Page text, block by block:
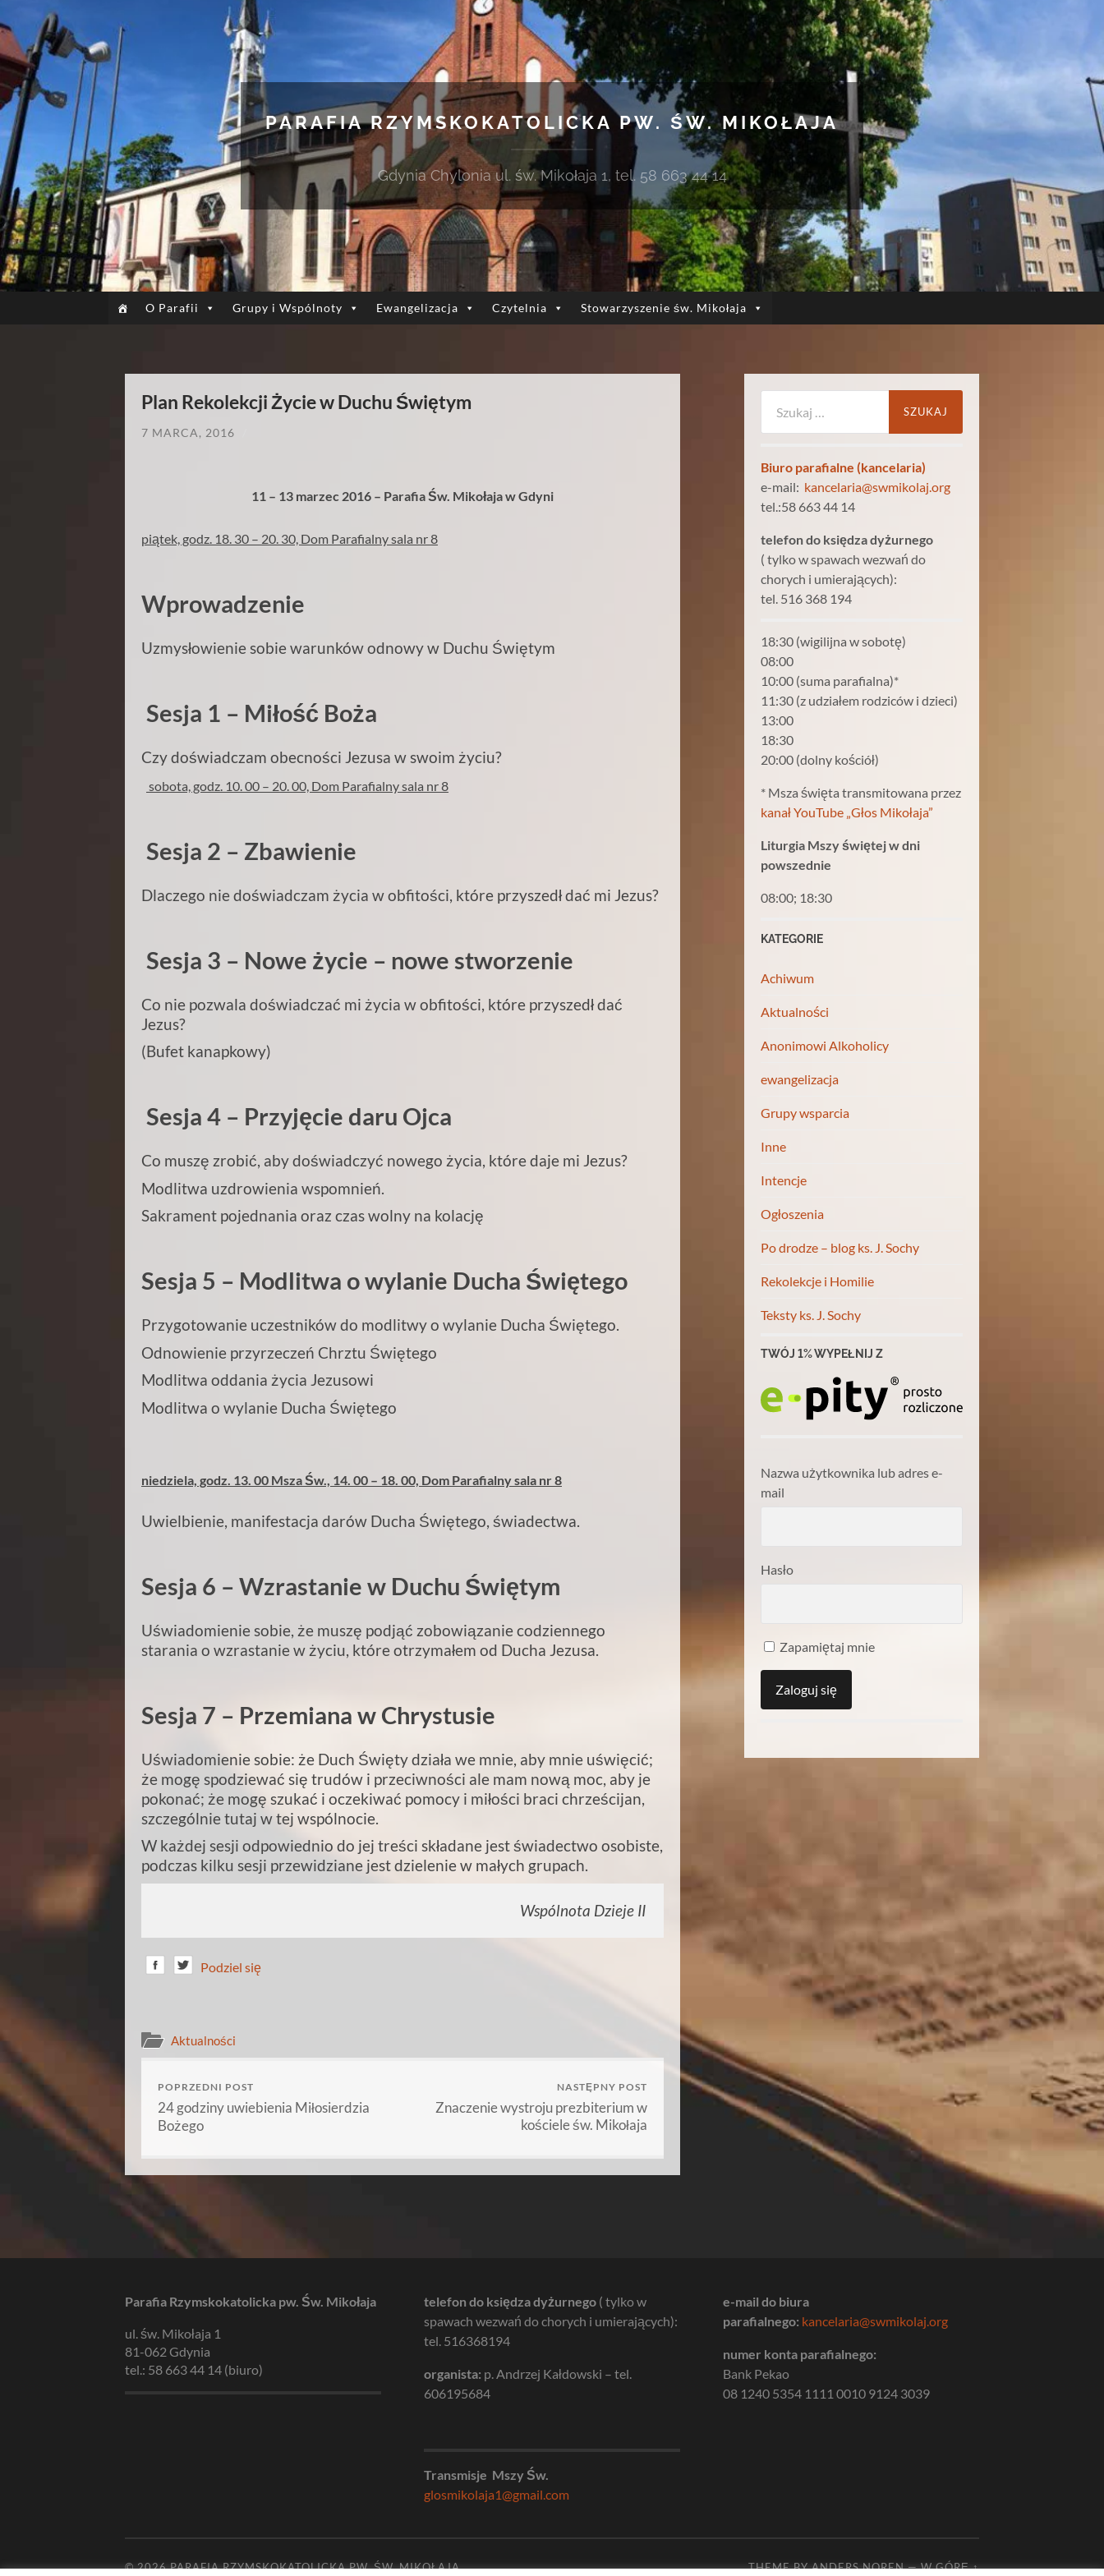
PARAFIA RZYMSKOKATOLICKA PW. ŚW. MIKOŁAJA
Gdynia Chylonia ul. św. Mikołaja 1, tel. 58 663 44 14
O Parafii Grupy i Wspólnoty Ewangelizacja Czytelnia Stowarzyszenie św. Mikołaja
Plan Rekolekcji Życie w Duchu Świętym
7 MARCA, 2016
11 – 13 marzec 2016 – ParafiaŚw. Mikołaja w Gdyni
piątek, godz. 18. 30 – 20. 30, Dom Parafialny sala nr 8
Wprowadzenie
Uzmysłowienie sobie warunków odnowy w Duchu Świętym
Sesja 1 – Miłość Boża
Czy doświadczam obecności Jezusa w swoim życiu?
sobota, godz. 10. 00 – 20. 00, Dom Parafialny sala nr 8
Sesja 2 – Zbawienie
Dlaczego nie doświadczam życia w obfitości, które przyszedł dać mi Jezus?
Sesja 3 – Nowe życie – nowe stworzenie
Co nie pozwala doświadczać mi życia w obfitości, które przyszedł dać
Jezus?
(Bufet kanapkowy)
Sesja 4 – Przyjęcie daru Ojca
Co muszę zrobić, aby doświadczyć nowego życia, które daje mi Jezus?
Modlitwa uzdrowienia wspomnień.
Sakrament pojednania oraz czas wolny na kolację
Sesja 5 – Modlitwa o wylanie Ducha Świętego
Przygotowanie uczestników do modlitwy o wylanie Ducha Świętego.
Odnowienie przyrzeczeń Chrztu Świętego
Modlitwa oddania życia Jezusowi
Modlitwa o wylanie Ducha Świętego
niedziela, godz. 13. 00 MszaŚw., 14. 00 – 18. 00, Dom Parafialny sala nr 8
Uwielbienie, manifestacja darów Ducha Świętego, świadectwa.
Sesja 6 – Wzrastanie w Duchu Świętym
Uświadomienie sobie, że muszę podjąć zobowiązanie codziennego
starania o wzrastanie w życiu, które otrzymałem od Ducha Jezusa.
Sesja 7 – Przemiana w Chrystusie
Uświadomienie sobie: że Duch Święty działa we mnie, aby mnie uświęcić;
że mogę spodziewać się trudów i przeciwności ale mam nową moc, aby je
pokonać; że mogę szukać i oczekiwać pomocy i miłości braci chrześcijan,
szczególnie tutaj w tej wspólnocie.
W każdej sesji odpowiednio do jej treści składane jest świadectwo osobiste,
podczas kilku sesji przewidziane jest dzielenie w małych grupach.
Wspólnota Dzieje II
Podziel się
Aktualności
POPRZEDNI POST
24 godziny uwiebienia Miłosierdzia
Bożego
NASTĘPNY POST
Znaczenie wystroju prezbiterium w
kościele św. Mikołaja
Biuro parafialne (kancelaria)
e-mail: kancelaria@swmikolaj.org
tel.:58 663 44 14
telefon do księdza dyżurnego
( tylko w spawach wezwań do
chorych i umierających):
tel. 516 368 194
18:30 (wigilijna w sobotę)
08:00
10:00 (suma parafialna)*
11:30 (z udziałem rodziców i dzieci)
13:00
18:30
20:00 (dolny kościół)
* Msza święta transmitowana przez
kanał YouTube „Głos Mikołaja”
Liturgia Mszy świętej w dni
powszednie
08:00; 18:30
KATEGORIE
Achiwum
Aktualności
Anonimowi Alkoholicy
ewangelizacja
Grupy wsparcia
Inne
Intencje
Ogłoszenia
Po drodze – blog ks. J. Sochy
Rekolekcje i Homilie
Teksty ks. J. Sochy
TWÓJ 1% WYPEŁNIJ Z
Nazwa użytkownika lub adres e-
mail
Hasło
Zapamiętaj mnie
Parafia Rzymskokatolicka pw. Św. Mikołaja
ul. św. Mikołaja 1
81-062 Gdynia
tel.: 58 663 44 14 (biuro)
telefon do księdza dyżurnego ( tylko w
spawach wezwań do chorych i umierających):
tel. 516368194
organista: p. Andrzej Kałdowski – tel.
606195684
Transmisje Mszy Św.
glosmikolaja1@gmail.com
e-mail do biura
parafialnego: kancelaria@swmikolaj.org
numer konta parafialnego:
Bank Pekao
08 1240 5354 1111 0010 9124 3039
© 2026PARAFIA RZYMSKOKATOLICKA PW. ŚW. MIKOŁAJA THEME BYANDERS NOREN—W GÓRĘ ↑